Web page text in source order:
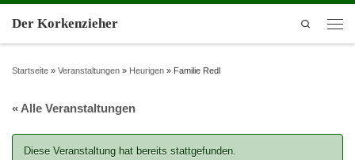
Der Korkenzieher Search
Startseite » Veranstaltungen » Heurigen » Familie Redl
« Alle Veranstaltungen
Diese Veranstaltung hat bereits stattgefunden.